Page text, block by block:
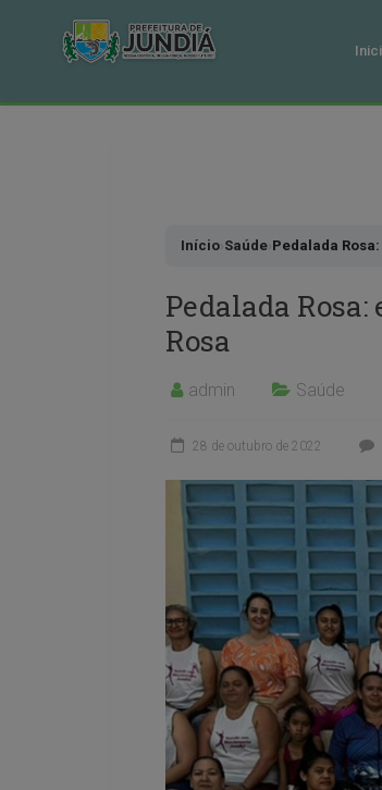
Início›Saúde›Pedalada
Pedalada
Rosa
admin Saúde
28 de outubro de 2022